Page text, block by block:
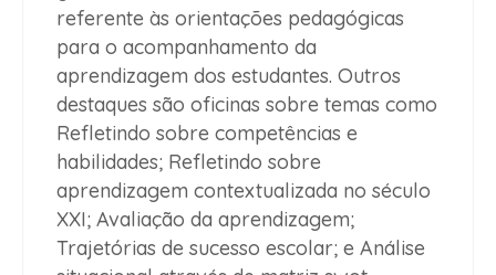
referente às orientações pedagógicas
para o acompanhamento da
aprendizagem dos estudantes. Outros
destaques são oficinas sobre temas como
Refletindo sobre competências e
habilidades; Refletindo sobre
aprendizagem contextualizada no século
XXI; Avaliação da aprendizagem;
Trajetórias de sucesso escolar; e Análise